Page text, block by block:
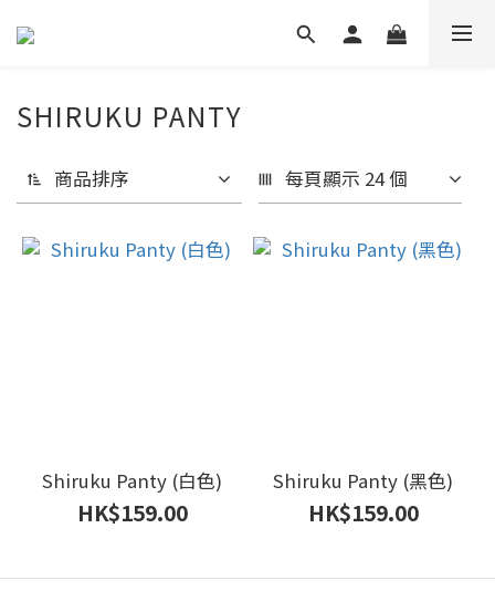
SHIRUKU PANTY
商品排序 每頁顯示 24 個
Shiruku Panty (白色)
HK$159.00
Shiruku Panty (黑色)
HK$159.00